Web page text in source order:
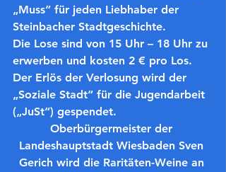
„Muss“ für jeden Liebhaber der
Steinbacher Stadtgeschichte.
Die Lose sind von 15 Uhr – 18 Uhr zu
erwerben und kosten 2 € pro Los.
Der Erlös der Verlosung wird der
„Soziale Stadt“ für die Jugendarbeit
(„JuSt“) gespendet.
Oberbürgermeister der
Landeshauptstadt Wiesbaden Sven
Gerich wird die Raritäten-Weine an